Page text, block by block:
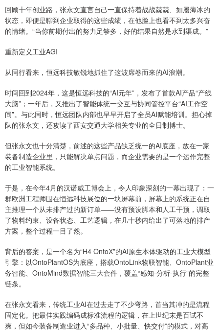
回顾十年创业路，张永文直言自己一直保持着战战兢兢、如履薄冰的
状态，即便是聊到企业取得的这些成绩，在他脸上也看不到太多兴奋
的情绪。“当你前期付出的努力足够多，好的结果自然是水到渠成。”
重新定义工业AGI
从同行看来，恒远科技敏锐地抓住了这波席卷而来的AI浪潮。
时间回到2024年，这是恒远科技的“AI元年”，发布了首款AI产品“产线
大脑”；一年后，又推出了智能体统一交互与协同管控平台“AI工作空
间”。与此同时，恒远团队内部也早早开启了全员AI赋能培训。担心掉
队的张永文，还攻读了西安交通大学相关专业的全日制博士。
但张永文也十分清楚，前述的这些产品缺乏统一的AI底座，放在一家
装备制造企业里，只能解决单点问题，而企业需要的是一个运作完整
的工业智能系统。
于是，在今年4月的汉诺威工博会上，令人印象深刻的一幕出现了：一
群欧洲工程师围在恒远科技展位的一块屏幕前，屏幕上的系统正在自
主推理一个从未排产过的新订单——没有预设脚本和人工干预，调取
了物料约束、设备状态、工艺逻辑，在几十秒内给出了可落地的排产
方案，整个过程一目了然。
背后的答案，是一个名为“H4 OntoX”的AI原生本体驱动的工业大模型
引擎：以OntoPlantOS为底座，搭载OntoLink物联智能、OntoPlant业
务智能、OntoMind数据智能三大套件，覆盖“感知-分析-执行”的完整
链条。
在张永文看来，传统工业AI在过去走了不少弯路，首当其冲的是流程
固定化。把最佳实践编码成标准流程的逻辑，在上世纪末是百试不
爽，但如今装备制造业进入“多品种、小批量、快交付”的模式，对高